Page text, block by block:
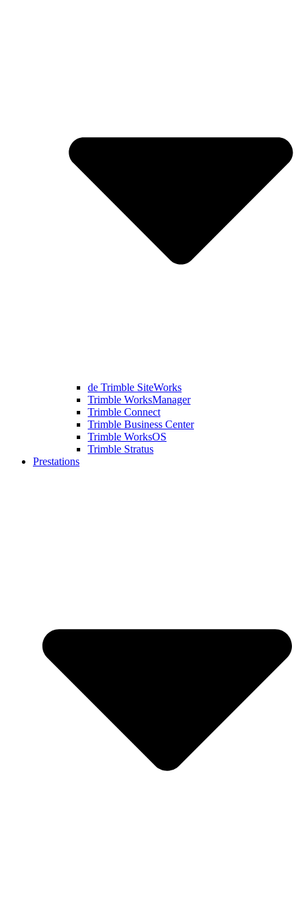
de Trimble SiteWorks
Trimble WorksManager
Trimble Connect
Trimble Business Center
Trimble WorksOS
Trimble Stratus
Prestations